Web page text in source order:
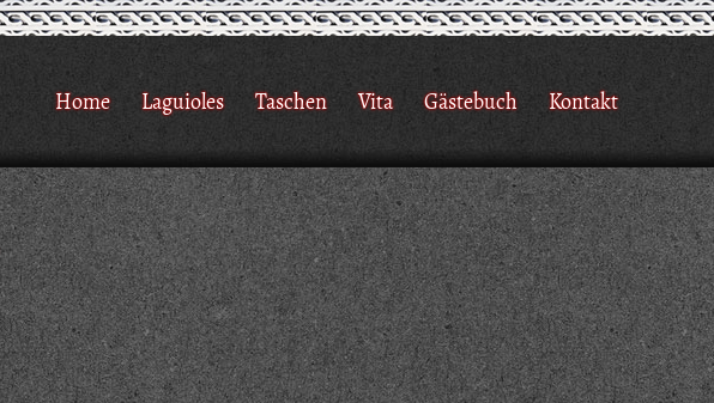
Home Laguioles Taschen Vita Gästebuch Kontakt